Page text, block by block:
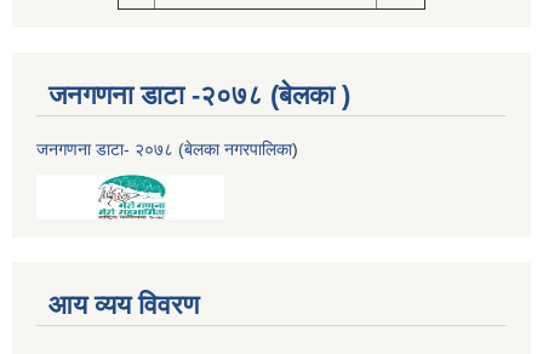
जनगणना डाटा -२०७८ (बेलका )
जनगणना डाटा- २०७८ (बेलका नगरपालिका)
आय व्यय विवरण